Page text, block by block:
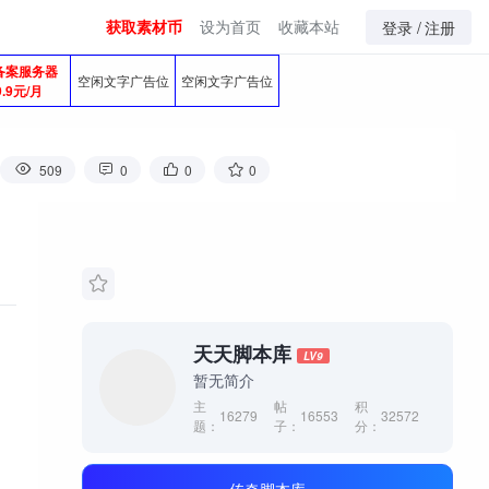
获取素材币 设为首页 收藏本站 登录 /注册
案服务器
元/月
空闲文字广告位 空闲文字广告位
509 0 0 0
天天脚本库 LV9
暂无简介
主
题：
16279
帖
子：
16553
积
分：
32572